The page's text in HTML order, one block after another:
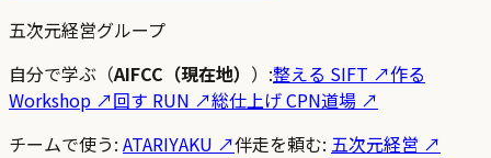
五次元経営グループ
自分で学ぶ（AIFCC（現在地） ）:整える SIFT ↗作る
Workshop ↗回す RUN ↗総仕上げ CPN道場 ↗
チームで使う: ATARIYAKU ↗伴走を頼む: 五次元経営 ↗